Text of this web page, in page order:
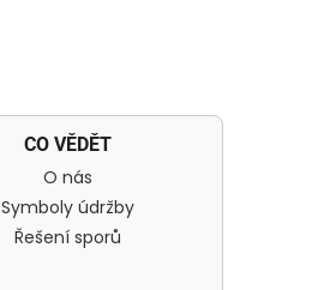
CO VĚDĚT
O nás
Symboly údržby
Řešení sporů